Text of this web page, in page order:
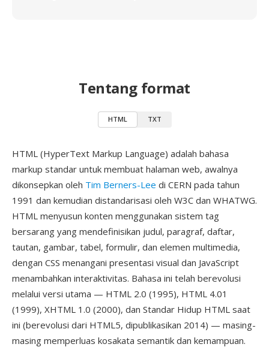
Tentang format
HTML TXT
HTML (HyperText Markup Language) adalah bahasa
markup standar untuk membuat halaman web, awalnya
dikonsepkan oleh Tim Berners-Lee di CERN pada tahun
1991 dan kemudian distandarisasi oleh W3C dan WHATWG.
HTML menyusun konten menggunakan sistem tag
bersarang yang mendefinisikan judul, paragraf, daftar,
tautan, gambar, tabel, formulir, dan elemen multimedia,
dengan CSS menangani presentasi visual dan JavaScript
menambahkan interaktivitas. Bahasa ini telah berevolusi
melalui versi utama — HTML 2.0 (1995), HTML 4.01
(1999), XHTML 1.0 (2000), dan Standar Hidup HTML saat
ini (berevolusi dari HTML5, dipublikasikan 2014) — masing-
masing memperluas kosakata semantik dan kemampuan.